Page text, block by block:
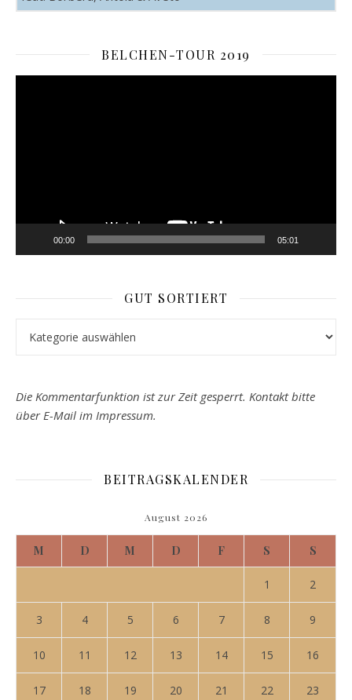
BELCHEN-TOUR 2019
00:00 05:01
GUT SORTIERT
Die Kommentarfunktion ist zur Zeit gesperrt. Kontakt bitte
über E-Mail im Impressum.
BEITRAGSKALENDER
August 2026
M D M D F S S
1 2
3 4 5 6 7 8 9
10 11 12 13 14 15 16
17 18 19 20 21 22 23